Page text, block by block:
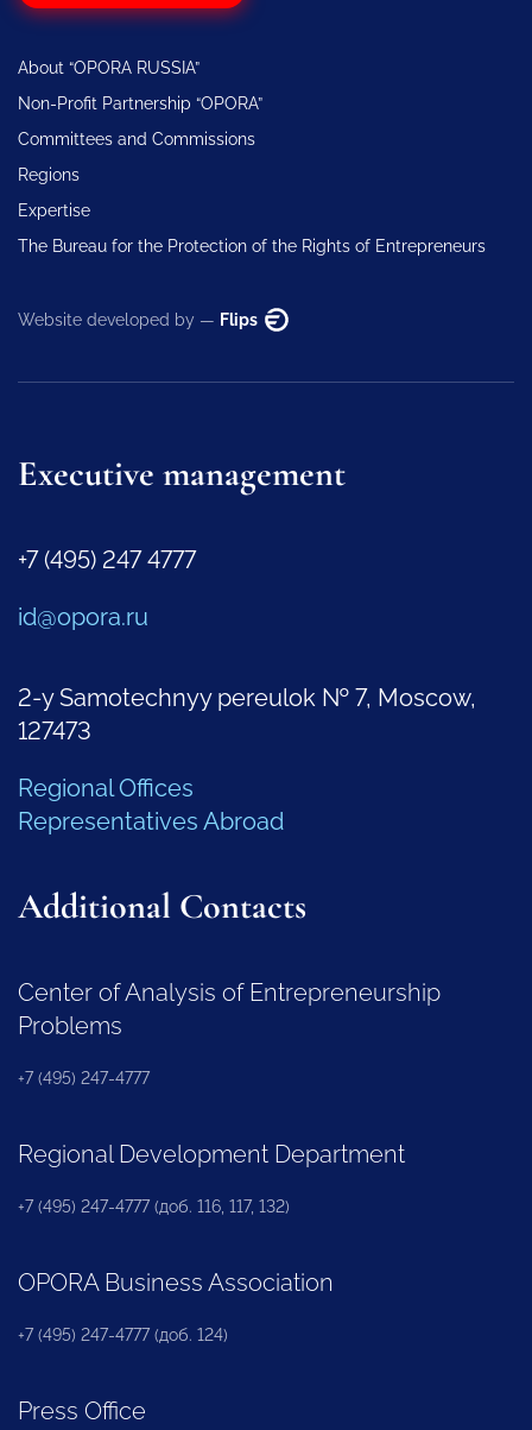
About “OPORA RUSSIA”
Non-Profit Partnership “OPORA”
Committees and Commissions
Regions
Expertise
The Bureau for the Protection of the Rights of Entrepreneurs
Website developed by — Flips
Executive management
+7 (495) 247 4777
id@opora.ru
2-y Samotechnyy pereulok № 7, Moscow,
127473
Regional Offices
Representatives Abroad
Additional Contacts
Center of Analysis of Entrepreneurship
Problems
+7 (495) 247-4777
Regional Development Department
+7 (495) 247-4777 (доб. 116, 117, 132)
OPORA Business Association
+7 (495) 247-4777 (доб. 124)
Press Office